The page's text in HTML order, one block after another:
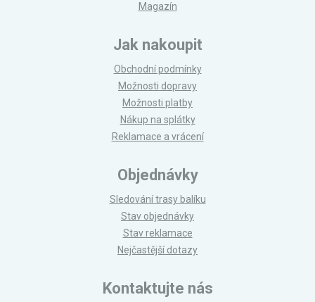
Magazín
Jak nakoupit
Obchodní podmínky
Možnosti dopravy
Možnosti platby
Nákup na splátky
Reklamace a vrácení
Objednávky
Sledování trasy balíku
Stav objednávky
Stav reklamace
Nejčastější dotazy
Kontaktujte nás